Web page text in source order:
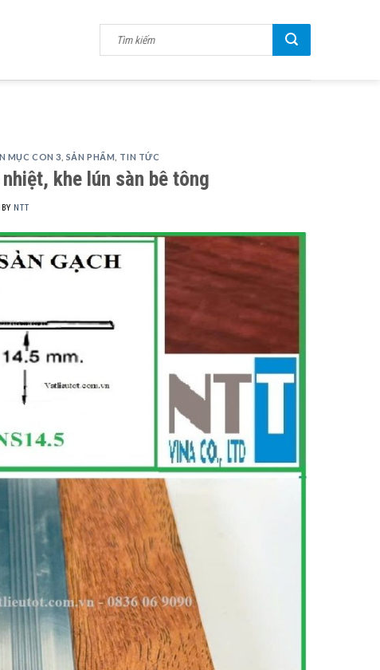
MỤC CON 3 SẢN PHẨM TIN TỨC
khe lún sàn bê tông
BY NTT